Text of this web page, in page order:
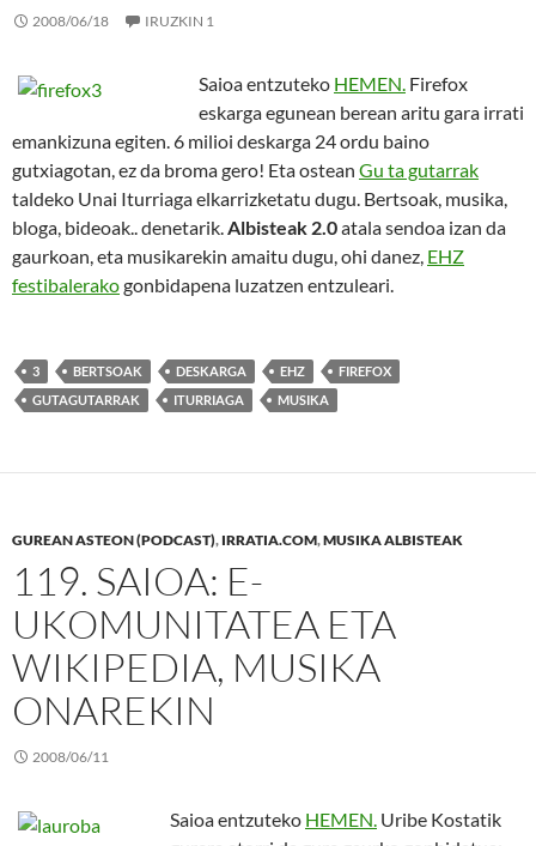
2008/06/18 IRUZKIN 1
Saioa entzuteko HEMEN. Firefox
eskarga egunean berean aritu gara irrati
emankizuna egiten. 6 milioi deskarga 24 ordu baino
gutxiagotan, ez da broma gero! Eta ostean Gu ta gutarrak
taldeko Unai Iturriaga elkarrizketatu dugu. Bertsoak, musika,
bloga, bideoak.. denetarik.Albisteak 2.0atala sendoa izan da
gaurkoan, eta musikarekin amaitu dugu, ohi danez, EHZ
festibalerakogonbidapena luzatzen entzuleari.
3 BERTSOAK DESKARGA EHZ
FIREFOX
GUTAGUTARRAK
ITURRIAGA MUSIKA
GUREAN ASTEON (PODCAST), IRRATIA.COM,MUSIKA ALBISTEAK
119. SAIOA: E-
UKOMUNITATEA ETA
WIKIPEDIA, MUSIKA
ONAREKIN
2008/06/11
Saioa entzuteko HEMEN. Uribe Kostatik